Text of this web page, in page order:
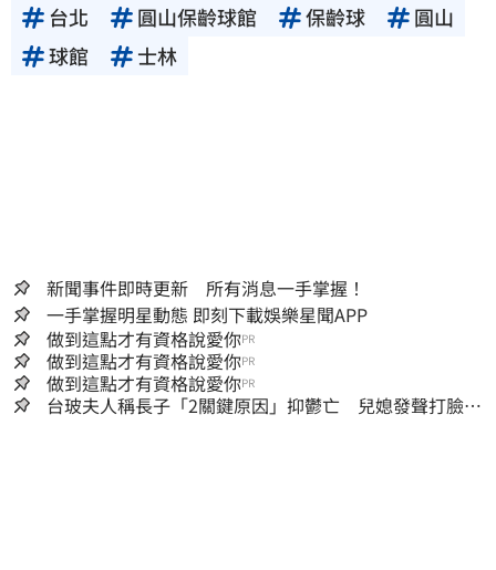
台北 圓山保齡球館 保齡球
圓山
球館
士林
新聞事件即時更新 所有消息一手掌握！
一手掌握明星動態 即刻下載娛樂星聞APP
做到這點才有資格說愛你PR
做到這點才有資格說愛你PR
做到這點才有資格說愛你PR
台玻夫人稱長子「2關鍵原因」抑鬱亡 兒媳發聲打臉：